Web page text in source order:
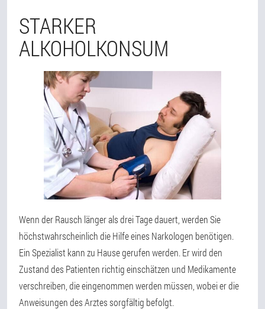
STARKER
ALKOHOLKONSUM
Wenn der Rausch länger als drei Tage dauert, werden Sie
höchstwahrscheinlich die Hilfe eines Narkologen benötigen.
Ein Spezialist kann zu Hause gerufen werden. Er wird den
Zustand des Patienten richtig einschätzen und Medikamente
verschreiben, die eingenommen werden müssen, wobei er die
Anweisungen des Arztes sorgfältig befolgt.